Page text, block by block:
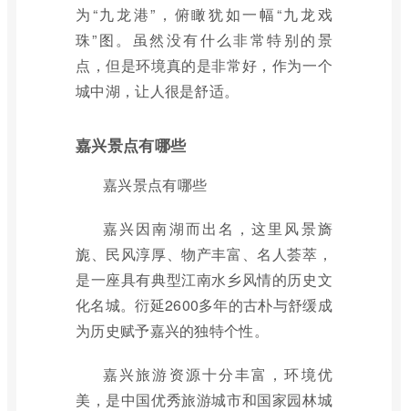
为“九龙港”，俯瞰犹如一幅“九龙戏
珠”图。虽然没有什么非常特别的景
点，但是环境真的是非常好，作为一个
城中湖，让人很是舒适。
嘉兴景点有哪些
嘉兴景点有哪些
嘉兴因南湖而出名，这里风景旖
旎、民风淳厚、物产丰富、名人荟萃，
是一座具有典型江南水乡风情的历史文
化名城。衍延2600多年的古朴与舒缓成
为历史赋予嘉兴的独特个性。
嘉兴旅游资源十分丰富，环境优
美，是中国优秀旅游城市和国家园林城